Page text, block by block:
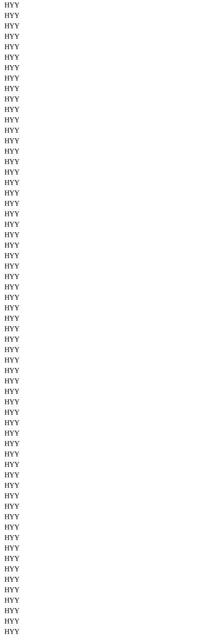
HYY
HYY
HYY
HYY
HYY
HYY
HYY
HYY
HYY
HYY
HYY
HYY
HYY
HYY
HYY
HYY
HYY
HYY
HYY
HYY
HYY
HYY
HYY
HYY
HYY
HYY
HYY
HYY
HYY
HYY
HYY
HYY
HYY
HYY
HYY
HYY
HYY
HYY
HYY
HYY
HYY
HYY
HYY
HYY
HYY
HYY
HYY
HYY
HYY
HYY
HYY
HYY
HYY
HYY
HYY
HYY
HYY
HYY
HYY
HYY
HYY